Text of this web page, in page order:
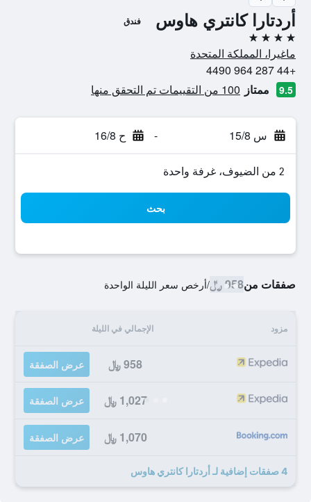
أردتارا كانتري هاوس فندق
4 نجوم
ماغيرا، المملكة المتحدة
+44 287 964 4490
9.5 ممتاز 100 من التقييمات تم التحقق منها
س 15/8 - ح 16/8
2 من الضيوف، غرفة واحدة
بحث
صفقات من958 ﷼ /أرخص سعر الليلة الواحدة
مزود الإجمالي في الليلة
958 ﷼ عرض الصفقة
1,027 ﷼ عرض الصفقة
1,070 ﷼ عرض الصفقة
4 صفقات إضافية لـ أردتارا كانتري هاوس